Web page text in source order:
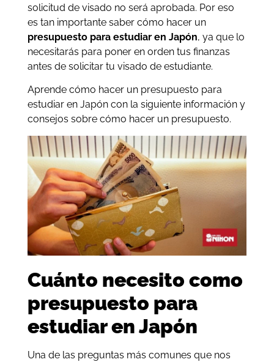
solicitud de visado no será aprobada. Por eso
es tan importante saber cómo hacer un
presupuesto para estudiar en Japón, ya que lo
necesitarás para poner en orden tus finanzas
antes de solicitar tu visado de estudiante.
Aprende cómo hacer un presupuesto para
estudiar en Japón con la siguiente información y
consejos sobre cómo hacer un presupuesto.
Cuánto necesito como
presupuesto para
estudiar en Japón
Una de las preguntas más comunes que nos